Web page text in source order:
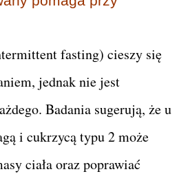
fasting) cieszy się
jednak nie jest
Badania sugerują, że u
i cukrzycą typu 2 może
ciała oraz poprawiać